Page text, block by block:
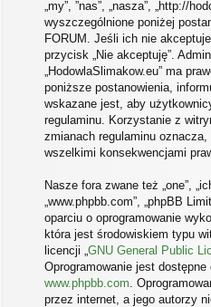
cy
„my”, ”nas”, „nasza”, „http://
wyszczególnione poniżej
FORUM. Jeśli ich nie
przycisk „Nie akceptuję”.
„HodowlaSlimakow.eu” ma
poniższe postanowienia,
wskazane jest, aby
regulaminu. Korzystanie z
zmianach regulaminu
wszelkimi konsekwencjami
Nasze fora zwane też „one”,
„www.phpbb.com”, „phpBB
oparciu o oprogramowanie
która jest środowiskiem typu
licencji „ GNU General Public
Oprogramowanie jest
www.phpbb.com .
przez internet, a jego autorzy